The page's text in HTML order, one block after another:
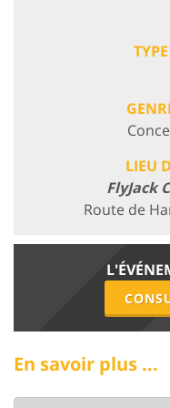
LIEU
FlyJack
Route de
En savoir plus ...